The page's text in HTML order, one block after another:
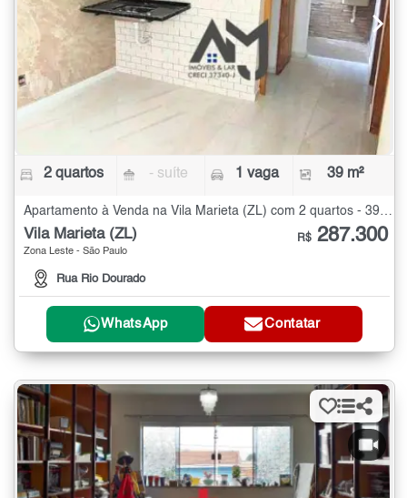
2 quartos - suíte 1 vaga 39 m²
Apartamento à Venda na Vila Marieta (ZL) com 2 quartos - 39 m²
Vila Marieta (ZL)
Zona Leste - São Paulo
Rua Rio Dourado
R$ 287.300
WhatsApp Contatar